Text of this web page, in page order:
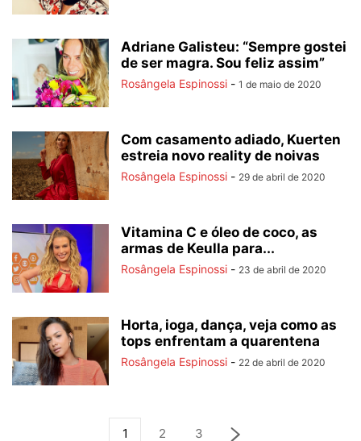
Adriane Galisteu: “Sempre gostei
de ser magra. Sou feliz assim”
Rosângela Espinossi - 1 de maio de 2020
Com casamento adiado, Kuerten
estreia novo reality de noivas
Rosângela Espinossi - 29 de abril de 2020
Vitamina C e óleo de coco, as
armas de Keulla para...
Rosângela Espinossi - 23 de abril de 2020
Horta, ioga, dança, veja como as
tops enfrentam a quarentena
Rosângela Espinossi - 22 de abril de 2020
1 2 3